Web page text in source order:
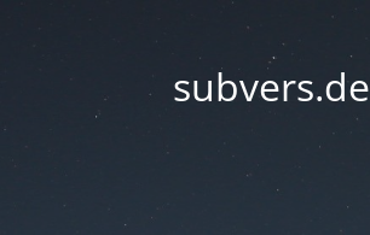
subvers.de